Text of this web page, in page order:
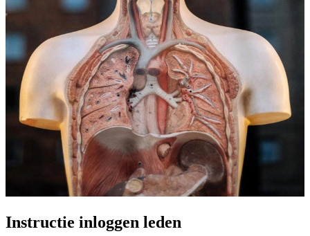
Instructie inloggen leden